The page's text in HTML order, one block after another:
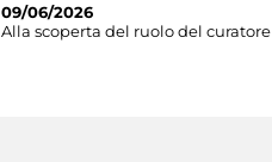
09/06/2026
Alla scoperta del ruolo del curatore